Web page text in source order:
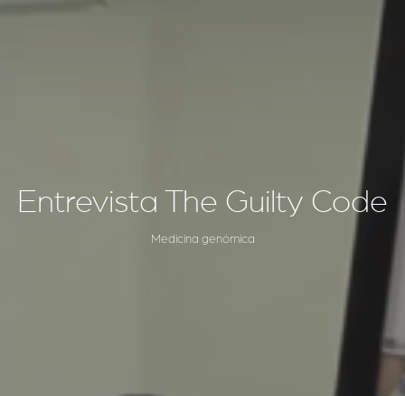
Entrevista The Guilty Code
Medicina genómica